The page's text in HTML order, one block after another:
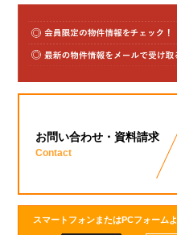
お問い合わせ・資料請求
Contact
スマートフォンまたはPCフォーム